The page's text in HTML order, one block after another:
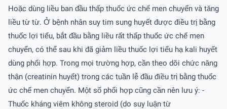
Hoặc dùng liều ban đầu thấp thuốc ức chế men chuyển và tăng
liều từ từ. Ở bệnh nhân suy tim sung huyết được điều trị bằng
thuốc lợi tiểu, bắt đầu bằng liều rất thấp thuốc ức chế men
chuyển, có thể sau khi đã giảm liều thuốc lợi tiểu hạ kali huyết
dùng phối hợp. Trong mọi trường hợp, cần theo dõi chức năng
thận (creatinin huyết) trong các tuần lễ đầu điều trị bằng thuốc
ức chế men chuyển. Một số phối hợp cũng cần nên lưu ý: -
Thuốc kháng viêm không steroid (do suy luận từ